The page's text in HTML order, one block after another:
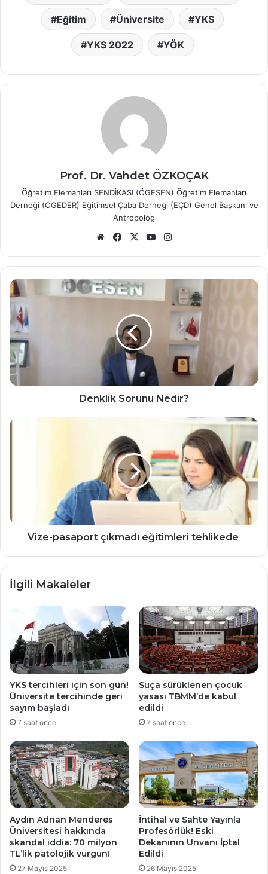
Eğitim Üniversite YKS
YKS 2022 YÖK
Prof. Dr. Vahdet ÖZKOÇAK
Öğretim Elemanları SENDİKASI (ÖGESEN) Öğretim Elemanları
Derneği (ÖGEDER) Eğitimsel Çaba Derneği (EÇD) Genel Başkanı ve
Antropolog
Web
Facebook
X YouTube
Denklik
Sorunu
Nedir?
Denklik Sorunu Nedir?
Vize-
Vize-pasaport çıkmadı eğitimleri tehlikede
İlgili Makaleler
YKS tercihleri için son gün!
Üniversite tercihinde geri
sayım başladı
7 saat önce
Suça sürüklenen çocuk
yasası TBMM’de kabul
edildi
7 saat önce
Aydın Adnan Menderes
Üniversitesi hakkında
skandal iddia: 70 milyon
TL’lik patolojik vurgun!
27 Mayıs 2025
İntihal ve Sahte Yayınla
Profesörlük! Eski
Dekanının Unvanı İptal
Edildi
26 Mayıs 2025